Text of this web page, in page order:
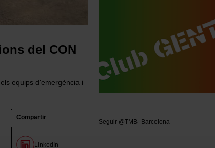
del CON
equips d'emergència i
Compartir
LinkedIn
Seguir @TMB_Barcelona